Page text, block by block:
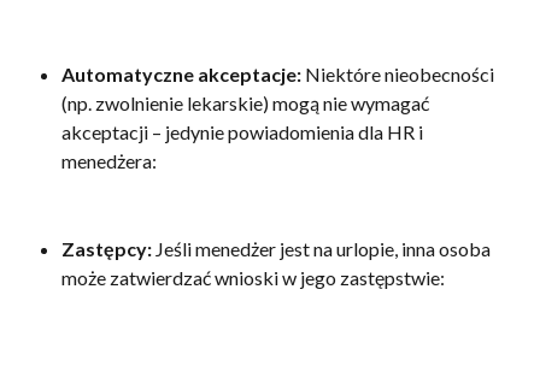
Automatyczne akceptacje: Niektóre nieobecności
(np. zwolnienie lekarskie) mogą nie wymagać
akceptacji – jedynie powiadomienia dla HR i
menedżera:
Zastępcy: Jeśli menedżer jest na urlopie, inna osoba
może zatwierdzać wnioski w jego zastępstwie: